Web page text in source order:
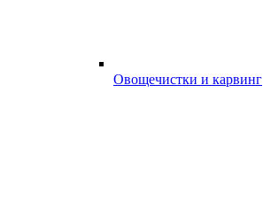
Овощечистки и карвинг